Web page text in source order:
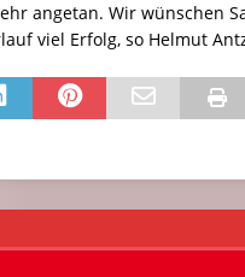
angetan. Wir wünschen
viel Erfolg, so Helmut